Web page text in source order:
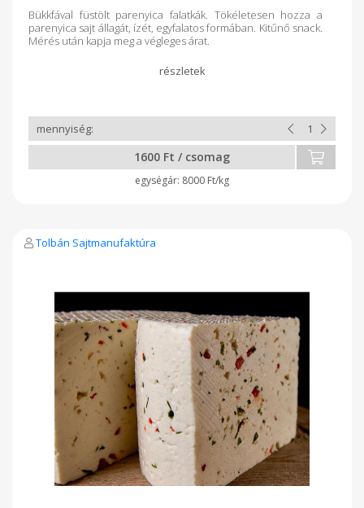
Bükkfával füstölt parenyica falatkák. Tökéletesen hozza a
parenyica sajt állagát, ízét, egyfalatos formában. Kitűnő snack.
Mérés után kapja meg a végleges árat.
1600 Ft / csomag
8000 Ft/kg
Tolbán Sajtmanufaktúra